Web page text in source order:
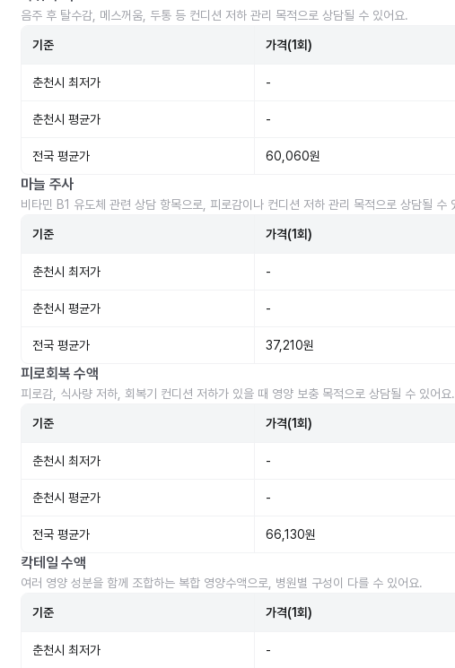
음주 후 탈수감, 메스꺼움, 두통 등 컨디션 저하 관리 목적으로 상담될 수 있어요.
기준 가격(1회)
춘천시 최저가 -
춘천시 평균가 -
전국 평균가 60,060원
마늘 주사
비타민 B1 유도체 관련 상담 항목으로, 피로감이나 컨디션 저하 관리 목적으로 상담될 수
기준 가격(1회)
춘천시 최저가 -
춘천시 평균가 -
전국 평균가 37,210원
피로회복 수액
피로감, 식사량 저하, 회복기 컨디션 저하가 있을 때 영양 보충 목적으로 상담될 수 있어요.
기준 가격(1회)
춘천시 최저가 -
춘천시 평균가 -
전국 평균가 66,130원
칵테일 수액
여러 영양 성분을 함께 조합하는 복합 영양수액으로, 병원별 구성이 다를 수 있어요.
기준 가격(1회)
춘천시 최저가 -